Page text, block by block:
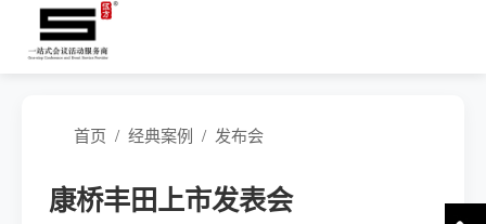
首页 / 经典案例 / 发布会
康桥丰田上市发表会